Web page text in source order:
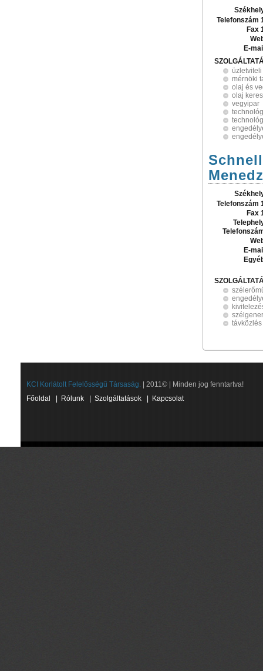
Telefonszám
Fax
E-
mérnöki
olaj és
olaj
vegyipar
Telefonszám
Fax
E-
KCI Korlátolt Felelősségű Társaság. | 2011© | Minden jog fenntartva!
Főoldal
Rólunk Szolgáltatások Kapcsolat